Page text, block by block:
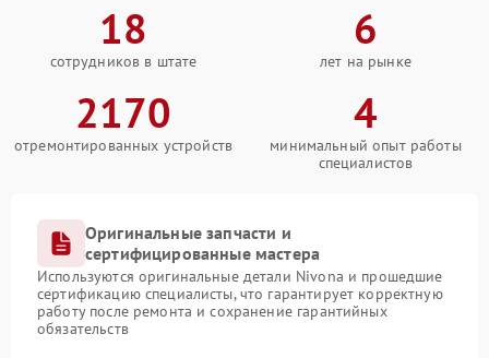
18
сотрудников в штате
6
лет на рынке
2170
отремонтированных устройств
4
минимальный опыт работы
специалистов
Оригинальные запчасти и
сертифицированные мастера
Используются оригинальные детали Nivona и прошедшие
сертификацию специалисты, что гарантирует корректную
работу после ремонта и сохранение гарантийных
обязательств